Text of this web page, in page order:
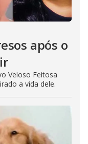
após o
Veloso Feitosa
a vida dele.